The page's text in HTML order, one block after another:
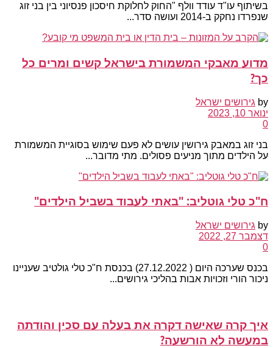
בשיתוף עו"ד עודד וולף "החוק לחלוקת חיסכון פנסיוני בין בני זוג
שנפרדו נחקק ב-2014 ועושה סדר...
מדוע מאבקי המשמורת בישראל קשים ומרים כל
כך?
by גירושים ישראל
ינואר 10, 2023
0
בני זוג במאבק גירושין עושים לא פעם שימוש בסוגיית המשמורת
על הילדים מתוך מניעים פסולים. מתי מדובר...
ח"כ טלי גוטליב: "באתי לעבוד בשביל הילדים"
by גירושים ישראל
דצמבר 27, 2022
0
בכנס שערכה היום ( 27.12.2022) בכנסת ח"כ טלי גולטיב שעניינו
ניכור הורי וזכויות אבות בהליכי גירושים...
איך קרה שאישה דקרה את בעלה עם סכין והודתה
במעשה לא הורשעה?